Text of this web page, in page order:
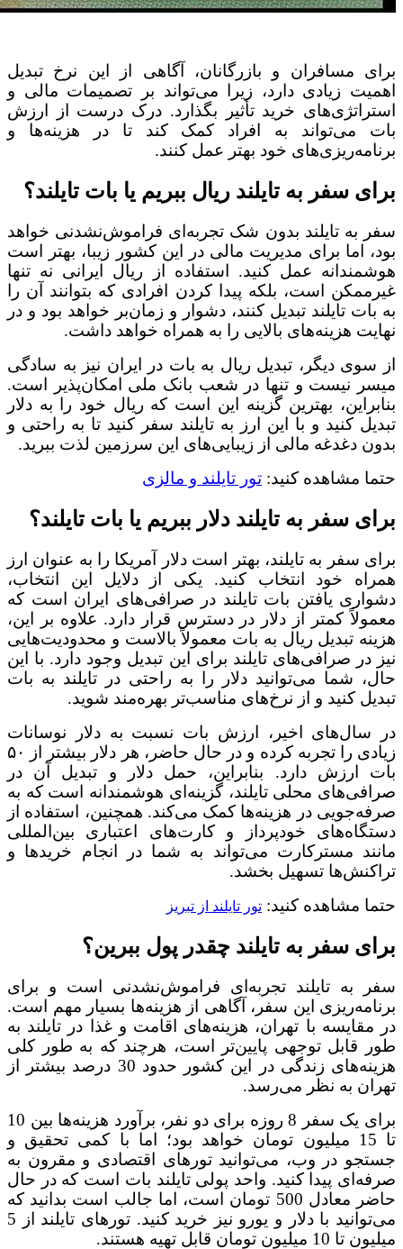
برای مسافران و بازرگانان، آگاهی از این نرخ تبدیل
اهمیت زیادی دارد، زیرا می‌تواند بر تصمیمات مالی و
استراتژی‌های خرید تأثیر بگذارد. درک درست از ارزش
بات می‌تواند به افراد کمک کند تا در هزینه‌ها و
برنامه‌ریزی‌های خود بهتر عمل کنند.
برای سفر به تایلند ریال ببریم یا بات تایلند؟
سفر به تایلند بدون شک تجربه‌ای فراموش‌نشدنی خواهد
بود، اما برای مدیریت مالی در این کشور زیبا، بهتر است
هوشمندانه عمل کنید. استفاده از ریال ایرانی نه تنها
غیرممکن است، بلکه پیدا کردن افرادی که بتوانند آن را
به بات تایلند تبدیل کنند، دشوار و زمان‌بر خواهد بود و در
نهایت هزینه‌های بالایی را به همراه خواهد داشت.
از سوی دیگر، تبدیل ریال به بات در ایران نیز به سادگی
میسر نیست و تنها در شعب بانک ملی امکان‌پذیر است.
بنابراین، بهترین گزینه این است که ریال خود را به دلار
تبدیل کنید و با این ارز به تایلند سفر کنید تا به راحتی و
بدون دغدغه مالی از زیبایی‌های این سرزمین لذت ببرید.
حتما مشاهده کنید: تور تایلند و مالزی
برای سفر به تایلند دلار ببریم یا بات تایلند؟
برای سفر به تایلند، بهتر است دلار آمریکا را به عنوان ارز
همراه خود انتخاب کنید. یکی از دلایل این انتخاب،
دشواری یافتن بات تایلند در صرافی‌های ایران است که
معمولاً کمتر از دلار در دسترس قرار دارد. علاوه بر این،
هزینه تبدیل ریال به بات معمولاً بالاست و محدودیت‌هایی
نیز در صرافی‌های تایلند برای این تبدیل وجود دارد. با این
حال، شما می‌توانید دلار را به راحتی در تایلند به بات
تبدیل کنید و از نرخ‌های مناسب‌تر بهره‌مند شوید.
در سال‌های اخیر، ارزش بات نسبت به دلار نوسانات
زیادی را تجربه کرده و در حال حاضر، هر دلار بیشتر از ۵۰
بات ارزش دارد. بنابراین، حمل دلار و تبدیل آن در
صرافی‌های محلی تایلند، گزینه‌ای هوشمندانه است که به
صرفه‌جویی در هزینه‌ها کمک می‌کند. همچنین، استفاده از
دستگاه‌های خودپرداز و کارت‌های اعتباری بین‌المللی
مانند مسترکارت می‌تواند به شما در انجام خریدها و
تراکنش‌ها تسهیل بخشد.
حتما مشاهده کنید: تور تایلند از تبریز
برای سفر به تایلند چقدر پول ببرین؟
سفر به تایلند تجربه‌ای فراموش‌نشدنی است و برای
برنامه‌ریزی این سفر، آگاهی از هزینه‌ها بسیار مهم است.
در مقایسه با تهران، هزینه‌های اقامت و غذا در تایلند به
طور قابل توجهی پایین‌تر است، هرچند که به طور کلی
هزینه‌های زندگی در این کشور حدود 30 درصد بیشتر از
تهران به نظر می‌رسد.
برای یک سفر 8 روزه برای دو نفر، برآورد هزینه‌ها بین 10
تا 15 میلیون تومان خواهد بود؛ اما با کمی تحقیق و
جستجو در وب، می‌توانید تورهای اقتصادی و مقرون به
صرفه‌ای پیدا کنید. واحد پولی تایلند بات است که در حال
حاضر معادل 500 تومان است، اما جالب است بدانید که
می‌توانید با دلار و یورو نیز خرید کنید. تورهای تایلند از 5
میلیون تا 10 میلیون تومان قابل تهیه هستند.